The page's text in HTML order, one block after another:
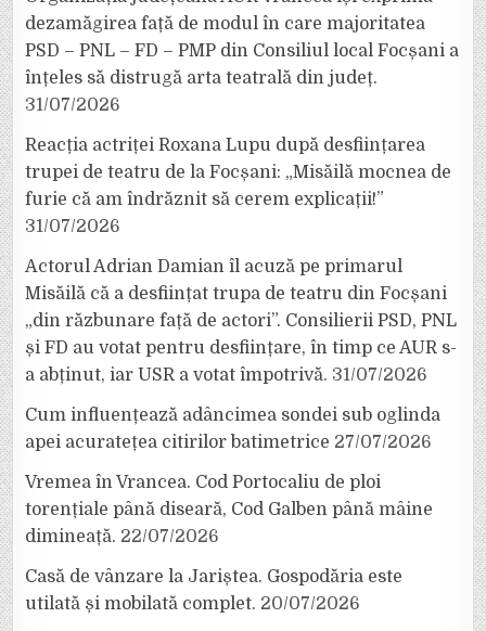
dezamăgirea față de modul în care majoritatea
PSD – PNL – FD – PMP din Consiliul local Focșani a
înțeles să distrugă arta teatrală din județ.
31/07/2026
Reacția actriței Roxana Lupu după desființarea
trupei de teatru de la Focșani: „Misăilă mocnea de
furie că am îndrăznit să cerem explicații!”
31/07/2026
Actorul Adrian Damian îl acuză pe primarul
Misăilă că a desființat trupa de teatru din Focșani
„din răzbunare față de actori”. Consilierii PSD, PNL
și FD au votat pentru desființare, în timp ce AUR s-
a abținut, iar USR a votat împotrivă. 31/07/2026
Cum influențează adâncimea sondei sub oglinda
apei acuratețea citirilor batimetrice 27/07/2026
Vremea în Vrancea. Cod Portocaliu de ploi
torențiale până diseară, Cod Galben până mâine
dimineață. 22/07/2026
Casă de vânzare la Jariștea. Gospodăria este
utilată și mobilată complet. 20/07/2026